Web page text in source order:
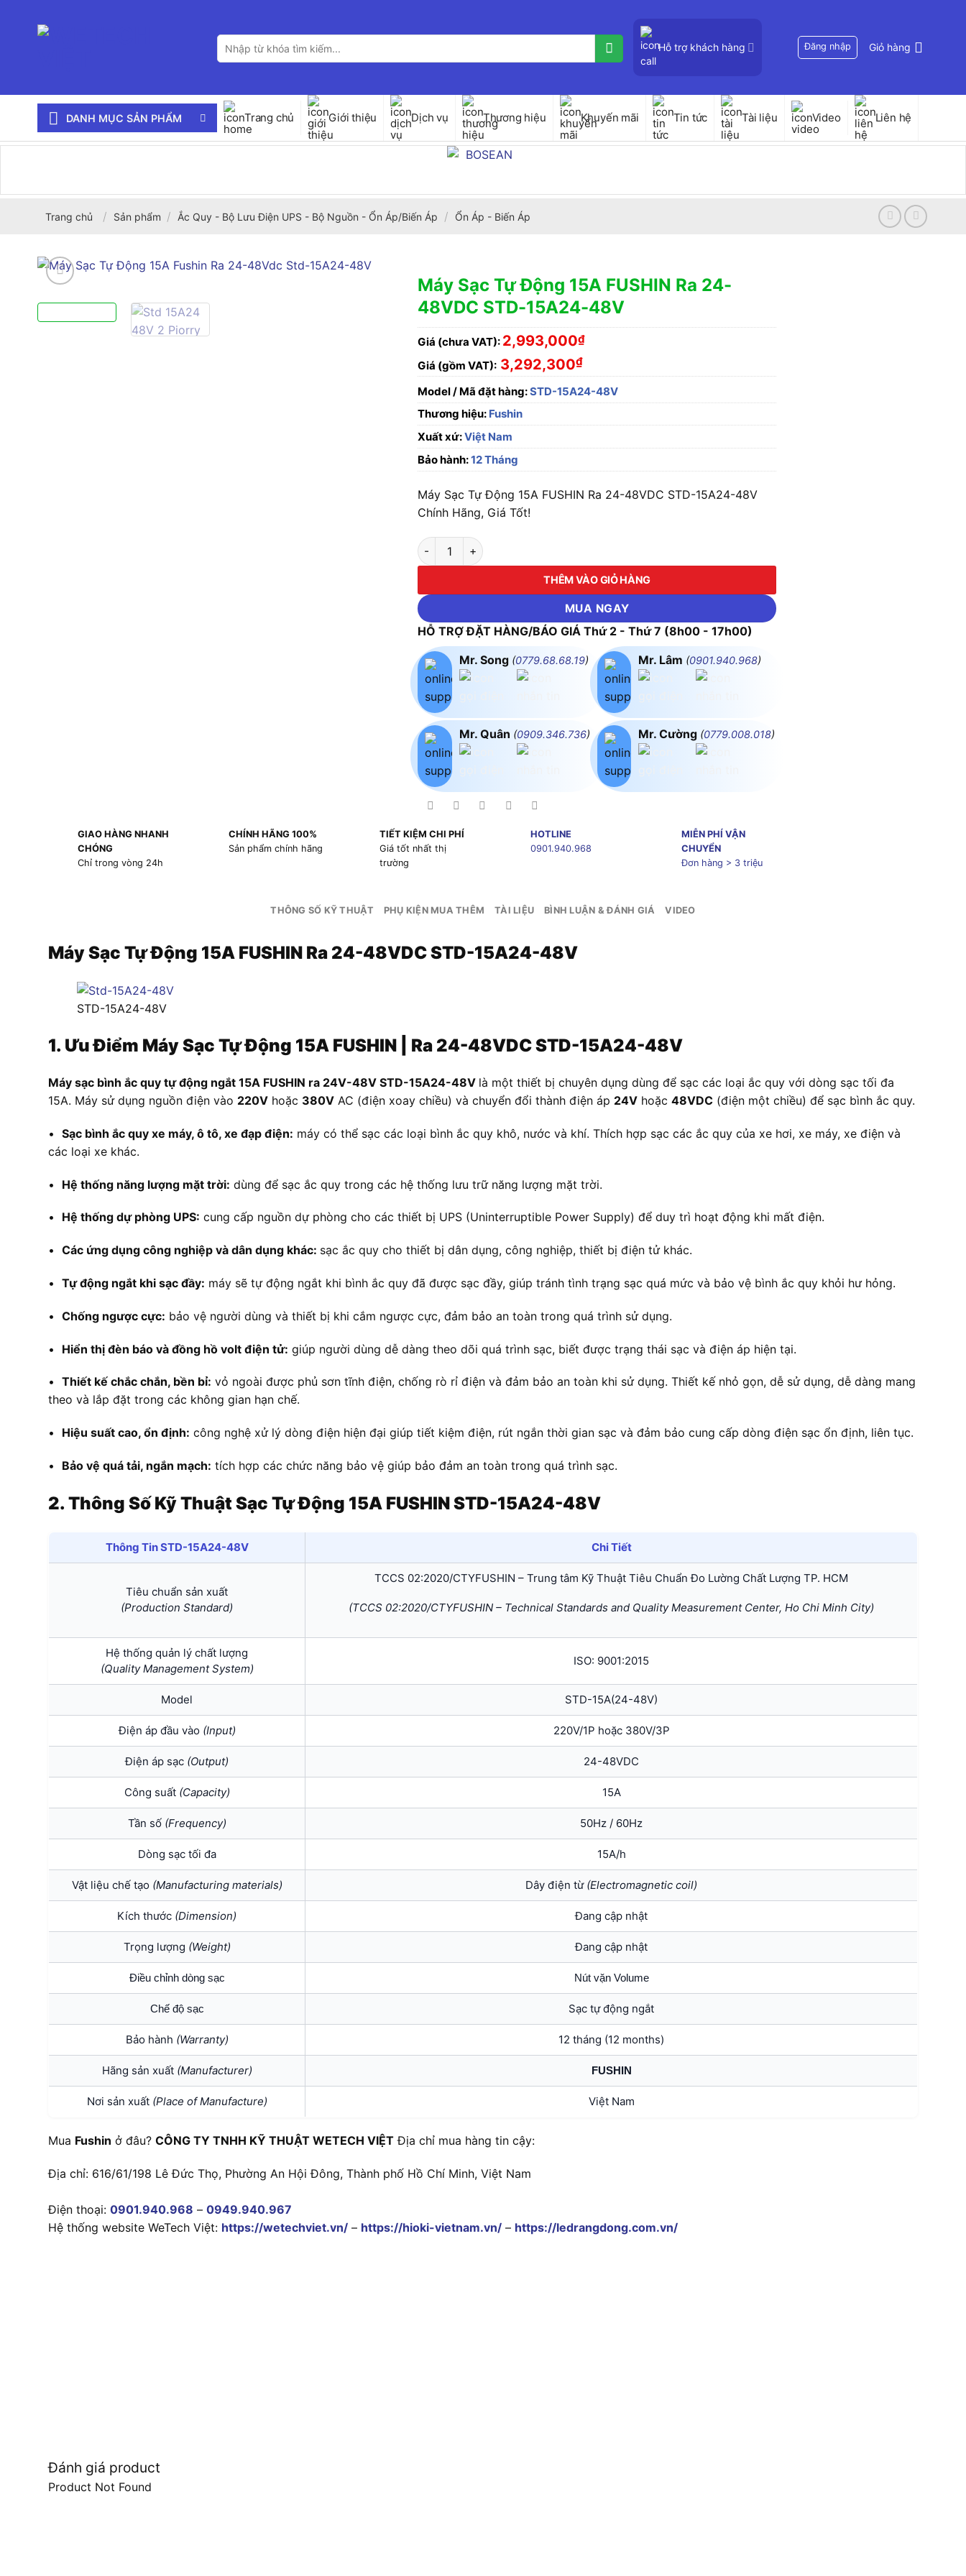
Tìm
kiếm:
Hỗ trợ khách hàng Đăng nhập Giỏ hàng
DANH MỤC SẢN PHẨM Trang chủ Giới thiệu Dịch vụ Thương hiệu Khuyến mãi Tin tức Tài liệu Video Liên hệ
Trang chủ / Sản phẩm / Ắc Quy - Bộ Lưu Điện UPS - Bộ Nguồn - Ổn Áp/Biến Áp / Ổn Áp - Biến Áp
Máy Sạc Tự Động 15A FUSHIN Ra 24-
48VDC STD-15A24-48V
Giá (chưa VAT): 2,993,000₫
Giá (gồm VAT): 3,292,300₫
Model / Mã đặt hàng:STD-15A24-48V
Thương hiệu: Fushin
Xuất xứ:Việt Nam
Bảo hành:12 Tháng
Máy Sạc Tự Động 15A FUSHIN Ra 24-48VDC STD-15A24-48V
Chính Hãng, Giá Tốt!
Máy Sạc Tự Động 15A FUSHIN Ra 24-48VDC STD-15A24-48V số lượng
THÊM VÀO GIỎ HÀNG
MUA NGAY
HỖ TRỢ ĐẶT HÀNG/BÁO GIÁ Thứ 2 - Thứ 7 (8h00 - 17h00)
Mr. Song (0779.68.68.19)
Mr. Quân (0909.346.736)
Mr. Lâm (0901.940.968)
Mr. Cường (0779.008.018)
GIAO HÀNG NHANH
CHÓNG
Chỉ trong vòng 24h
CHÍNH HÃNG 100%
Sản phẩm chính hãng
TIẾT KIỆM CHI PHÍ
Giá tốt nhất thị
trường
HOTLINE
0901.940.968
MIỄN PHÍ VẬN
CHUYỂN
Đơn hàng > 3 triệu
THÔNG SỐ KỸ THUẬT PHỤ KIỆN MUA THÊM TÀI LIỆU BÌNH LUẬN & ĐÁNH GIÁ VIDEO
Máy Sạc Tự Động 15A FUSHIN Ra 24-48VDC STD-15A24-48V
STD-15A24-48V
1. Ưu Điểm Máy Sạc Tự Động 15A FUSHIN | Ra 24-48VDC STD-15A24-48V
Máy sạc bình ắc quy tự động ngắt 15A FUSHIN ra 24V-48V STD-15A24-48V là một thiết bị chuyên dụng dùng để sạc các loại ắc quy với dòng sạc tối đa
15A. Máy sử dụng nguồn điện vào 220V hoặc 380V AC (điện xoay chiều) và chuyển đổi thành điện áp 24V hoặc 48VDC (điện một chiều) để sạc bình ắc quy.
• Sạc bình ắc quy xe máy, ô tô, xe đạp điện: máy có thể sạc các loại bình ắc quy khô, nước và khí. Thích hợp sạc các ắc quy của xe hơi, xe máy, xe điện và
các loại xe khác.
• Hệ thống năng lượng mặt trời: dùng để sạc ắc quy trong các hệ thống lưu trữ năng lượng mặt trời.
• Hệ thống dự phòng UPS: cung cấp nguồn dự phòng cho các thiết bị UPS (Uninterruptible Power Supply) để duy trì hoạt động khi mất điện.
• Các ứng dụng công nghiệp và dân dụng khác: sạc ắc quy cho thiết bị dân dụng, công nghiệp, thiết bị điện tử khác.
• Tự động ngắt khi sạc đầy: máy sẽ tự động ngắt khi bình ắc quy đã được sạc đầy, giúp tránh tình trạng sạc quá mức và bảo vệ bình ắc quy khỏi hư hỏng.
• Chống ngược cực: bảo vệ người dùng và thiết bị khi cắm ngược cực, đảm bảo an toàn trong quá trình sử dụng.
• Hiển thị đèn báo và đồng hồ volt điện tử: giúp người dùng dễ dàng theo dõi quá trình sạc, biết được trạng thái sạc và điện áp hiện tại.
• Thiết kế chắc chắn, bền bỉ: vỏ ngoài được phủ sơn tĩnh điện, chống rò rỉ điện và đảm bảo an toàn khi sử dụng. Thiết kế nhỏ gọn, dễ sử dụng, dễ dàng mang
theo và lắp đặt trong các không gian hạn chế.
• Hiệu suất cao, ổn định: công nghệ xử lý dòng điện hiện đại giúp tiết kiệm điện, rút ngắn thời gian sạc và đảm bảo cung cấp dòng điện sạc ổn định, liên tục.
• Bảo vệ quá tải, ngắn mạch: tích hợp các chức năng bảo vệ giúp bảo đảm an toàn trong quá trình sạc.
2. Thông Số Kỹ Thuật Sạc Tự Động 15A FUSHIN STD-15A24-48V
Thông Tin STD-15A24-48V Chi Tiết
Tiêu chuẩn sản xuất
(Production Standard)
TCCS 02:2020/CTYFUSHIN – Trung tâm Kỹ Thuật Tiêu Chuẩn Đo Lường Chất Lượng TP. HCM
(TCCS 02:2020/CTYFUSHIN – Technical Standards and Quality Measurement Center, Ho Chi Minh City)
Hệ thống quản lý chất lượng
(Quality Management System)
ISO: 9001:2015
Model STD-15A(24-48V)
Điện áp đầu vào (Input) 220V/1P hoặc 380V/3P
Điện áp sạc (Output) 24-48VDC
Công suất (Capacity) 15A
Tần số (Frequency) 50Hz / 60Hz
Dòng sạc tối đa 15A/h
Vật liệu chế tạo (Manufacturing materials) Dây điện từ (Electromagnetic coil)
Kích thước (Dimension) Đang cập nhật
Trọng lượng (Weight) Đang cập nhật
Điều chỉnh dòng sạc Nút vặn Volume
Chế độ sạc Sạc tự động ngắt
Bảo hành (Warranty) 12 tháng (12 months)
Hãng sản xuất (Manufacturer) FUSHIN
Nơi sản xuất (Place of Manufacture) Việt Nam
Mua Fushin ở đâu? CÔNG TY TNHH KỸ THUẬT WETECH VIỆT Địa chỉ mua hàng tin cậy:
Địa chỉ: 616/61/198 Lê Đức Thọ, Phường An Hội Đông, Thành phố Hồ Chí Minh, Việt Nam
Điện thoại: 0901.940.968 – 0949.940.967
Hệ thống website WeTech Việt: https://wetechviet.vn/ – https://hioki-vietnam.vn/ – https://ledrangdong.com.vn/
Đánh giá product
Product Not Found